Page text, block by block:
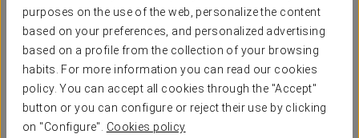
purposes on the use of the web, personalize the content
based on your preferences, and personalized advertising
based on a profile from the collection of your browsing
habits. For more information you can read our cookies
policy. You can accept all cookies through the "Accept"
button or you can configure or reject their use by clicking
on "Configure". Cookies policy
От 21,90 €